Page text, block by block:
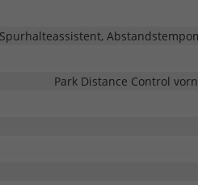
Park Distance Control